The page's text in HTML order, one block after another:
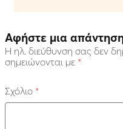
Αφήστε μια
Η ηλ. διεύθυνση σας δεν
σημειώνονται με *
Σχόλιο *